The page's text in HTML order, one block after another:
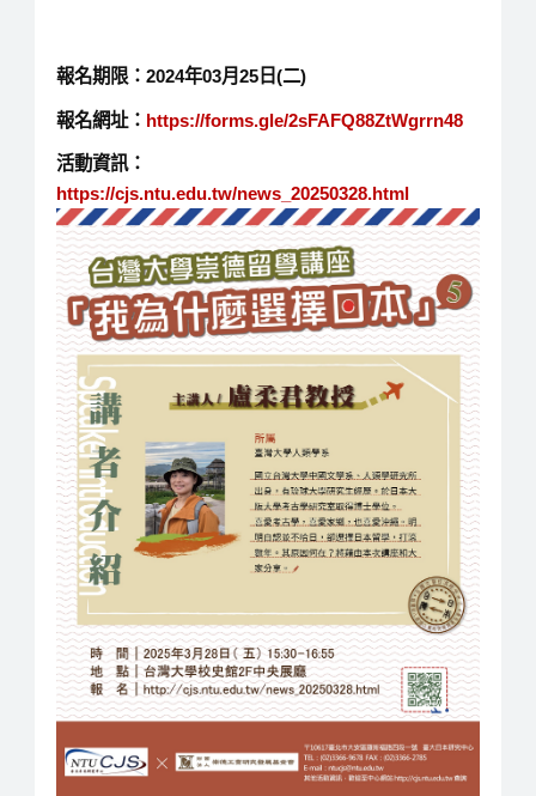
報名期限： 2024年03月25日(二)
報名網址： https://forms.gle/2sFAFQ88ZtWgrrn48
活動資訊：
https://cjs.ntu.edu.tw/news_20250328.html